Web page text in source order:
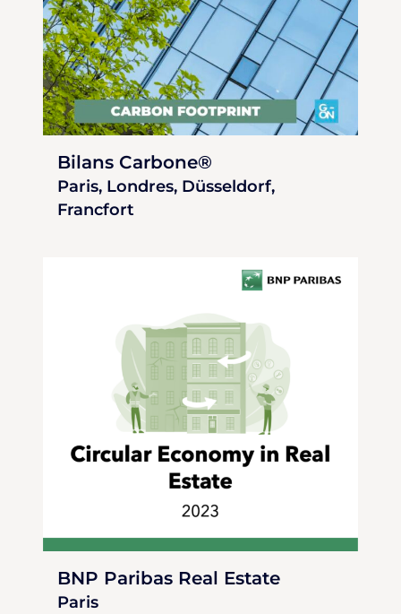
Bilans Carbone®
Paris, Londres, Düsseldorf,
Francfort
BNP Paribas Real Estate
Paris